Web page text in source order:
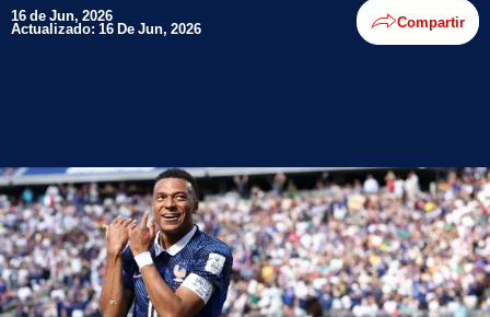
16 de Jun, 2026
Actualizado: 16 De Jun, 2026 Compartir